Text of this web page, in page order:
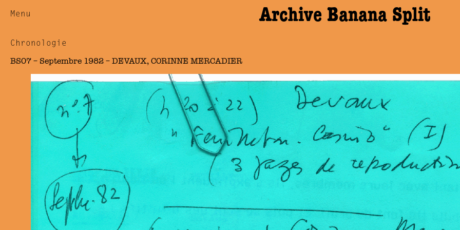
Menu Archive Banana Split
Chronologie
BS07 – Septembre 1982 – DEVAUX, CORINNE MERCADIER